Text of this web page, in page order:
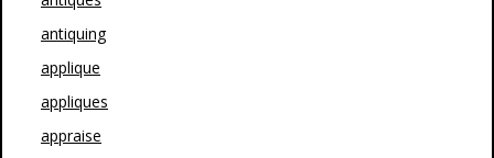
antiquing
applique
appliques
appraise